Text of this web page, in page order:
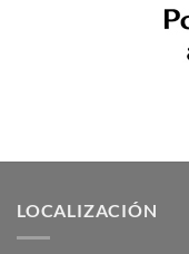
LOCALIZACIÓN